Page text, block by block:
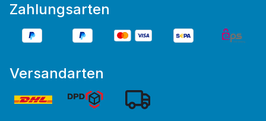
Zahlungsarten
Versandarten